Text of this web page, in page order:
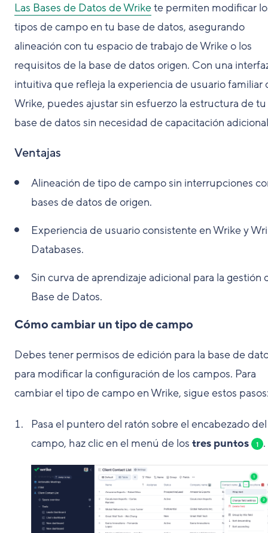
Las Bases de Datos de Wrikete permiten modificar
tipos de campo en tu base de datos, asegurando
alineación con tu espacio de trabajo de Wrike o los
requisitos de la base de datos origen. Con una
intuitiva que refleja la experiencia de usuario familiar
Wrike, puedes ajustar sin esfuerzo la estructura de tu
base de datos sin necesidad de capacitación
Ventajas
Alineación de tipo de campo sin interrupciones
bases de datos de origen.
Experiencia de usuario consistente en Wrike y
Databases.
Sin curva de aprendizaje adicional para la gestión
Base de Datos.
Cómo cambiar un tipo de campo
Debes tener permisos de edición para la base de
para modificar la configuración de los campos. Para
cambiar el tipo de campo en Wrike, sigue estos
Pasa el puntero del ratón sobre el encabezado del
campo, haz clic en el menú de los tres puntos 1 .